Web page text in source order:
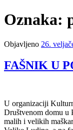
Oznaka:
Objavljeno 26.
FAŠNIK U
U organizaciji
Društvenom domu u
malih i velikih